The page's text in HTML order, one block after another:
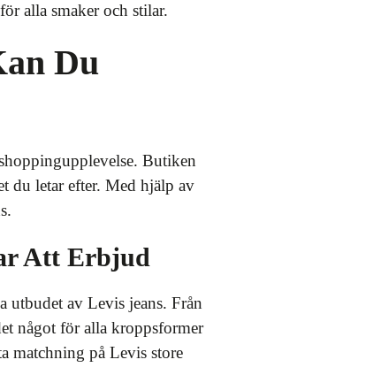
alla smaker och stilar.
Du
Butiken
du letar efter. Med hjälp av
Att Erbjud
utbudet av Levis jeans. Från
något för alla kroppsformer
matchning på Levis store